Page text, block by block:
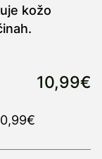
kožo
10,99€